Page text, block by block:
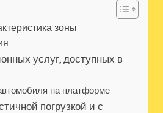
зоны
услуг, доступных в
на платформе
погрузкой и с